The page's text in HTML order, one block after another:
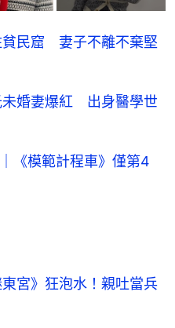
貧民窟 妻子不離不棄堅
未婚妻爆紅 出身醫學世
《模範計程車》僅第4
宮》狂泡水！親吐當兵